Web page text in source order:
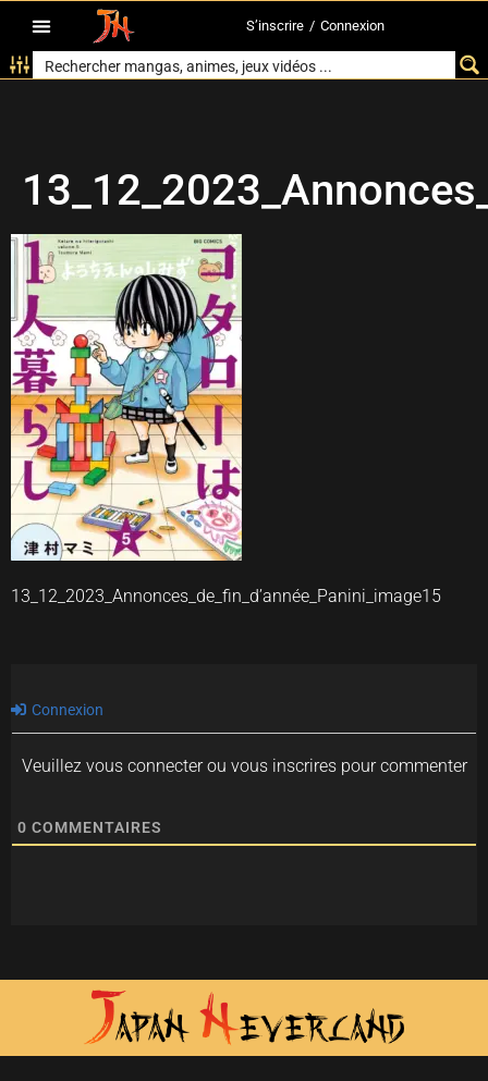
S’inscrire / Connexion
13_12_2023_Annonces_de_fin_d’année_Panini_image15
Connexion
Veuillez vous connecter ou vous inscrires pour commenter
0 COMMENTAIRES